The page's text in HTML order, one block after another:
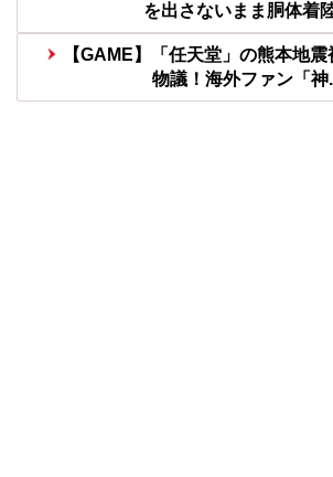
を出さないまま胴体着
【GAME】「任天堂」の熊本地
物議！海外ファン「神